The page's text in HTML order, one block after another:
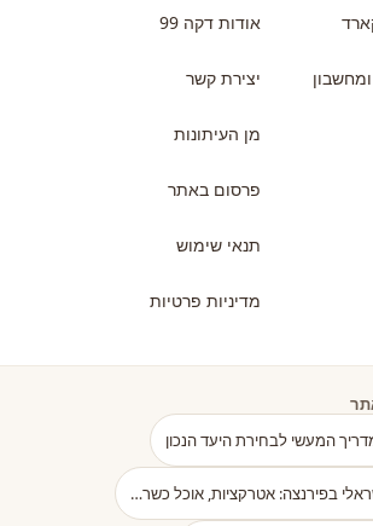
אודות דקה 99
יצירת קשר
מן העיתונות
פרסום באתר
תנאי שימוש
מדיניות פרטיות
המעשי לבחירת היעד הנכון
בפירנצה: אטרקציות, אוכל כשר…